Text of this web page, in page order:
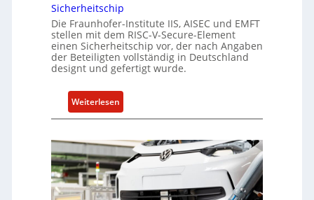
e
A
c
t
s
e
i
n
h
i
t
f
ü
r
S
f
Sicherheitschip
Die Fraunhofer-Institute IIS, AISEC und EMFT
stellen mit dem RISC-V-Secure-Element
einen Sicherheitschip vor, der nach Angaben
der Beteiligten vollständig in Deutschland
designt und gefertigt wurde.
Weiterlesen:
F
a
u
n
h